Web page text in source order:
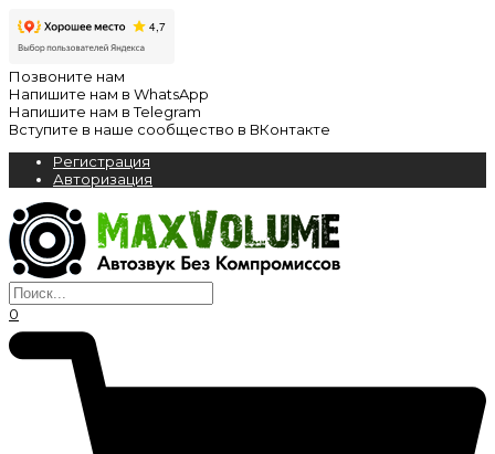
Позвоните нам
Напишите нам в WhatsApp
Напишите нам в Telegram
Вступите в наше сообщество в ВКонтакте
Регистрация
Авторизация
0